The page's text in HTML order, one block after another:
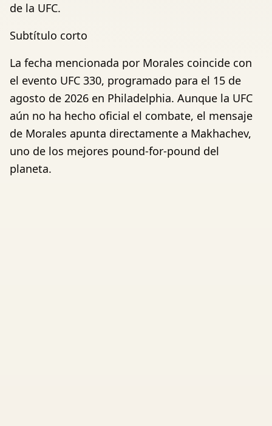
de la UFC.
Subtítulo corto
La fecha mencionada por Morales coincide con
el evento UFC 330, programado para el 15 de
agosto de 2026 en Philadelphia. Aunque la UFC
aún no ha hecho oficial el combate, el mensaje
de Morales apunta directamente a Makhachev,
uno de los mejores pound-for-pound del
planeta.